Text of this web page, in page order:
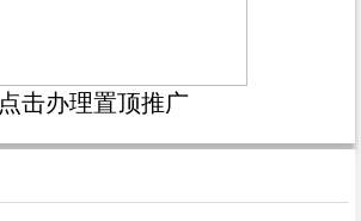
点击办理置顶推广